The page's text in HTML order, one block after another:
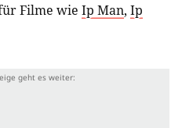
Filme wie Ip Man, Ip